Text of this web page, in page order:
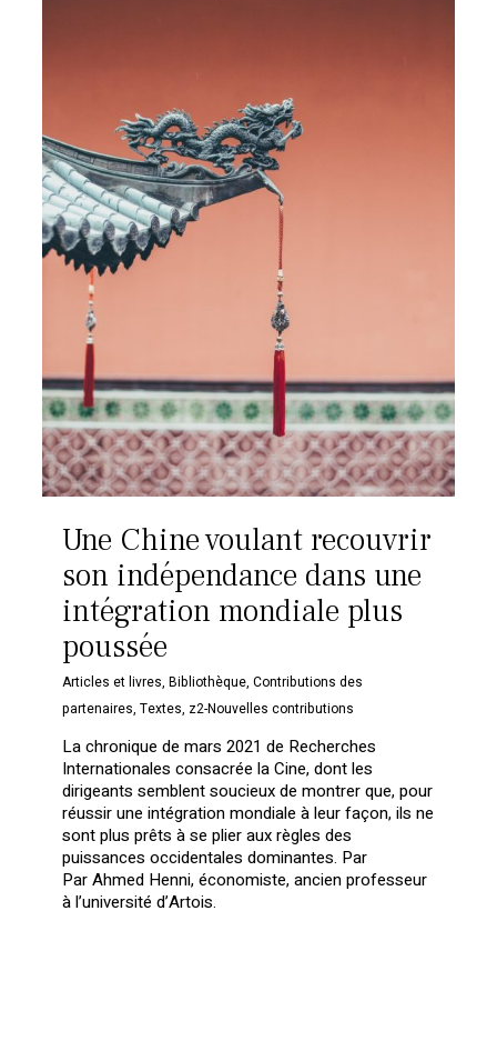
Une Chine voulant recouvrir
son indépendance dans une
intégration mondiale plus
poussée
Articles et livres,Bibliothèque,Contributions des
partenaires,Textes, z2-Nouvelles contributions
La chronique de mars 2021 de Recherches
Internationales consacrée la Cine, dont les
dirigeants semblent soucieux de montrer que, pour
réussir une intégration mondiale à leur façon, ils ne
sont plus prêts à se plier aux règles des
puissances occidentales dominantes. Par
Par Ahmed Henni, économiste, ancien professeur
à l’université d’Artois.